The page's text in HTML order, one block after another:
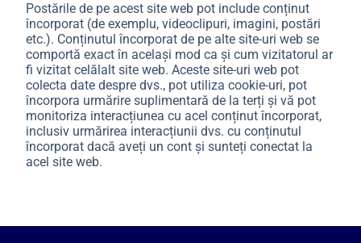
Postările de pe acest site web pot include conținut
încorporat (de exemplu, videoclipuri, imagini, postări
etc.). Conținutul încorporat de pe alte site-uri web se
comportă exact în același mod ca și cum vizitatorul ar
fi vizitat celălalt site web. Aceste site-uri web pot
colecta date despre dvs., pot utiliza cookie-uri, pot
încorpora urmărire suplimentară de la terți și vă pot
monitoriza interacțiunea cu acel conținut încorporat,
inclusiv urmărirea interacțiunii dvs. cu conținutul
încorporat dacă aveți un cont și sunteți conectat la
acel site web.